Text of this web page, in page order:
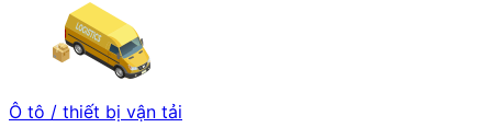
Ô tô / thiết bị vận tải